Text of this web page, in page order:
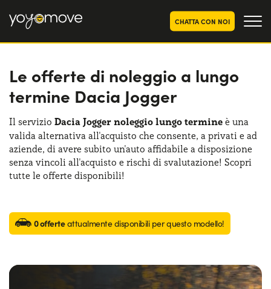
CHATTA CON NOI
OFFERTE NOLEGGIO
LUNGO TERMINE
Privati
Aziende e P.IVA
OFFERTE NOLEGGIO
CHI SIAMO
La nostra storia
Lavora con noi
COME FUNZIONA
SCEGLI UN PAESE
800595799
Le offerte di noleggio a lungo
termine Dacia Jogger
Il servizio Dacia Jogger noleggio lungo termine è una
valida alternativa all'acquisto che consente, a privati e ad
aziende, di avere subito un'auto affidabile a disposizione
senza vincoli all'acquisto e rischi di svalutazione! Scopri
tutte le offerte disponibili!
0 offerteattualmente disponibili per questo modello!